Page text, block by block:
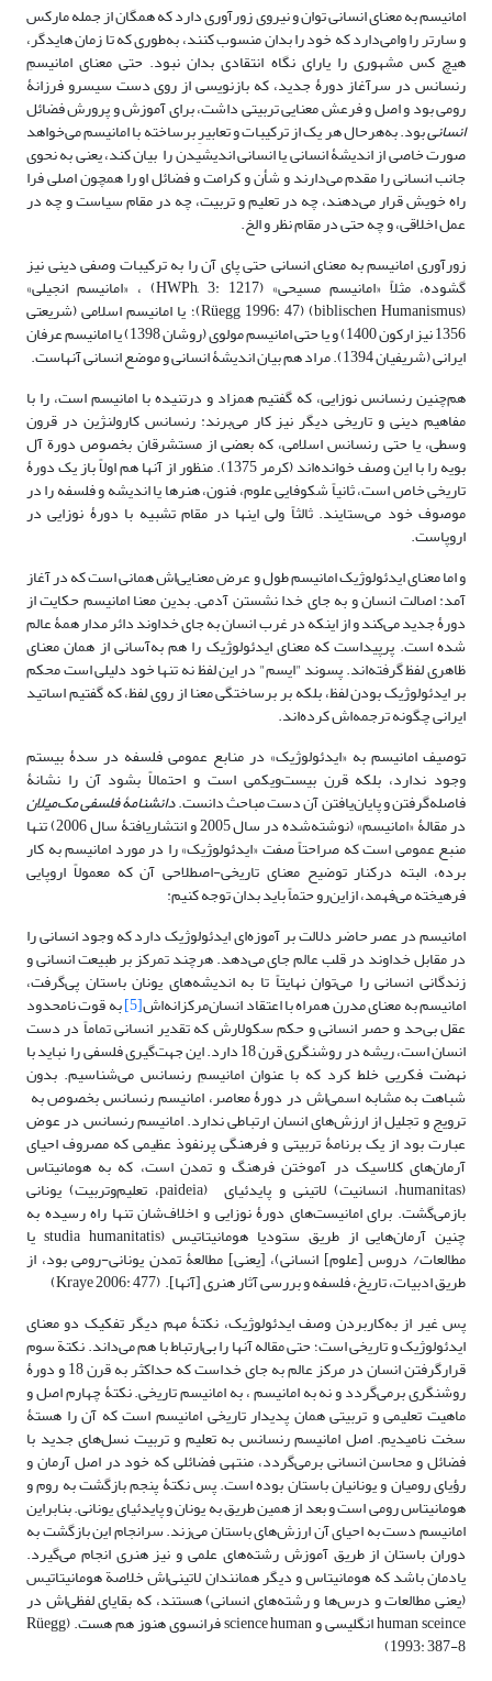
امانیسم به معنای انسانی توان و نیروی زورآوری دارد که همگان از جمله مارکس
و سارتر را وامی‌دارد که خود را بدان منسوب کنند، به‌طوری ‌که تا زمان هایدگر،
هیچ کس مشهوری را یارای نگاه انتقادی بدان نبود. حتی معنای امانیسمِ
رنسانس در سرآغاز دورۀ جدید، که بازنویسی از روی دست سیسرو فرزانۀ
رومی بود و اصل و فرعش معنایی تربیتی داشت، برای آموزش و پرورش فضائل
انسانیبود. به‌هرحال هر یک از ترکیبات و تعابیرِ برساخته با امانیسم می‌خواهد
صورت خاصی از اندیشۀ انسانی یا انسانی ‌اندیشیدن را بیان کند، یعنی به نحوی
جانب انسانی را مقدم می‌دارند و شأن و کرامت و فضائل او را همچون اصلی فرا
راه خویش قرار می‌دهند، چه در تعلیم و تربیت، چه در مقام سیاست و چه در
عمل اخلاقی، و چه حتی در مقام نظر و الخ.
زورآوری امانیسم به معنای انسانی حتی پای آن را به ترکیبات وصفی دینی نیز
گشوده، مثلاً «امانیسم مسیحی» (HWPh, 3: 1217) ، «امانیسم انجیلی»
(biblischen Humanismus) (Rüegg 1996: 47)؛ یا امانیسم اسلامی (شریعتی
1356 نیز ارکون 1400) و یا حتی امانیسم مولوی (روشان 1398) یا امانیسم عرفان
ایرانی (شریفیان 1394). مراد هم بیان اندیشۀ انسانی و موضع انسانی آنهاست.
هم‌چنین رنسانس نوزایی، که گفتیم همزاد و درتنیده با امانیسم است، را با
مفاهیم دینی و تاریخی دیگر نیز کار می‌برند: رنسانس کارولنژین در قرون
وسطی، یا حتی رنسانس اسلامی، که بعضی از مستشرقان بخصوص دورة آل
بویه را با این وصف خوانده‌اند (کرمر 1375). منظور از آنها هم اولاً باز یک دورۀ
تاریخی خاص است، ثانیاً شکوفایی علوم، فنون، هنرها یا اندیشه و فلسفه را در
موصوف خود می‌ستایند. ثالثاً ولی اینها در مقام تشبیه با دورۀ نوزایی در
اروپاست.
و اما معنای ایدئولوژیک امانیسم طول و عرض معنایی‌اش همانی‌ است که در آغاز
آمد: اصالت انسان و به جای خدا نشستن آدمی. بدین معنا امانیسم حکایت از
دورۀ جدید می‌کند و از اینکه در غرب انسان به جای خداوند دائر مدار همۀ عالم
شده است. پرپیداست که معنای ایدئولوژیک را هم به‌آسانی از همان معنای
ظاهری لفظ گرفته‌اند. پسوند "ایسم" در این لفظ نه تنها خود دلیلی‌ است محکم
بر ایدئولوژیک بودن لفظ، بلکه بر برساختگی معنا از روی لفظ، که گفتیم اساتید
ایرانی چگونه ترجمه‌اش کرده‌اند.
توصیف امانیسم به «ایدئولوژیک» در منابع عمومی فلسفه در سدۀ بیستم
وجود ندارد، بلکه قرن بیست‌ویکمی است و احتمالاً بشود آن را نشانۀ
فاصله‌گرفتن و پایان‌یافتن آن دست مباحث دانست.دانشنامۀ فلسفی مک‌میلان
در مقالۀ «امانیسم» (نوشته‌شده در سال 2005 و انتشاریافتۀ سال 2006) تنها
منبع عمومی‌ است که صراحتاً صفت «ایدئولوژیک» را در مورد امانیسم به ‌کار
برده، البته درکنار توضیح معنای تاریخی-اصطلاحی آن که معمولاً اروپایی
فرهیخته می‌فهمد، از‌این‌رو حتماً باید بدان توجه کنیم:
امانیسم در عصر حاضر دلالت بر آموزه‌ای ایدئولوژیک دارد که وجود انسانی را
در مقابل خداوند در قلب عالم جای می‌دهد. هرچند تمرکز بر طبیعت انسانی و
زندگانی انسانی را می‌توان نهایتاً تا به اندیشه‌های یونان باستان پی‌گرفت،
امانیسم به معنای مدرن همراه با اعتقاد انسان‌مرکزانه‌اش[5] به قوت نامحدود
عقل بی‌حد و حصر انسانی و حکم سکولارش که تقدیر انسانی تماماً در دست
انسان است، ریشه در روشنگری قرن 18 دارد. این جهت‌گیری فلسفی را نباید با
نهضت فکریی خلط کرد که با عنوان امانیسمِ رنسانس می‌شناسیم. بدون
شباهت به مشابه اسمی‌اش در دورۀ معاصر، امانیسم رنسانس بخصوص به
ترویج و تجلیل از ارزش‌های انسان ارتباطی ندارد. امانیسم رنسانس در عوض
عبارت بود از یک برنامۀ تربیتی و فرهنگی پرنفوذ عظیمی که مصروف احیای
آرمان‌های کلاسیک در آموختن فرهنگ و تمدن است، که به هومانیتاس
(humanitas، انسانیت) لاتینی و پایدئیای (paideia، تعلیم‌وتربیت) یونانی
بازمی‌گشت. برای امانیست‌های دورۀ نوزایی و اخلاف‌شان تنها راه رسیده به
چنین آرمان‌هایی از طریق ستودیا هومانیتاتیس (studia humanitatis یا
مطالعات/ دروس [علوم] انسانی)، [یعنی] مطالعۀ تمدن یونانی-رومی بود، از
طریق ادبیات، تاریخ، فلسفه و بررسی آثار هنری [آنها]. (Kraye 2006: 477)
پس غیر از به‌کاربردن وصف ایدئولوژیک، نکتۀ مهم دیگر تفکیک دو معنای
ایدئولوژیک و تاریخی ا‌ست؛ حتی مقاله آنها را بی‌ارتباط با هم می‌داند. نکتة سوم
قرارگرفتن انسان در مرکز عالم به جای خداست که حداکثر به قرن 18 و دورۀ
روشنگری برمی‌گردد و نه به امانیسم ، به امانیسم تاریخی. نکتۀ چهارم اصل و
ماهیت تعلیمی ‌و تربیتی همان پدیدار تاریخی امانیسم است که آن را هستۀ
سخت نامیدیم. اصل امانیسم رنسانس به تعلیم و تربیت نسل‌های جدید با
فضائل و محاسن انسانی برمی‌گردد، منتهی فضائلی که خود در اصل آرمان و
رؤیای رومیان و یونانیان باستان بوده است. پس نکتۀ پنجم بازگشت به روم و
هومانیتاس رومی‌ است و بعد از همین‌ طریق به یونان و پایدئیای یونانی. بنابراین
امانیسم دست به احیای آن ارزش‌های باستان می‌زند. سرانجام این بازگشت به
دوران باستان از طریق آموزش رشته‌های علمی و نیز هنری انجام می‌گیرد.
یادمان باشد که هومانیتاس و دیگر همانندان لاتینی‌اش خلاصة هومانیتاتیس
(یعنی مطالعات و درس‌ها و رشته‌های انسانی) هستند، که بقایای لفظی‌اش در
human sceince انگلیسی و science human فرانسوی هنوز هم هست. (Rüegg
1993: 387-8)